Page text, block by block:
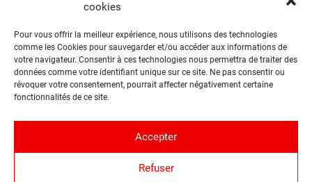
cookies
Pour vous offrir la meilleur expérience, nous utilisons des technologies
comme les Cookies pour sauvegarder et/ou accéder aux informations de
votre navigateur. Consentir à ces technologies nous permettra de traiter des
données comme votre identifiant unique sur ce site. Ne pas consentir ou
révoquer votre consentement, pourrait affecter négativement certaine
fonctionnalités de ce site.
Accepter
Refuser
facebook
Contact
Proposer une contribution